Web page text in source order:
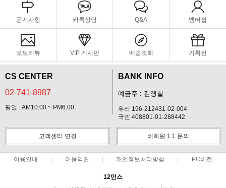
공지사항 카톡상담 Q&A 멤버쉽
포토리뷰 VIP 게시판 배송조회 기획전
CS CENTER
02-741-8987
평일 : AM10:00 ~ PM6:00
BANK INFO
예금주 : 김행철
우리 196-212431-02-004
국민 408801-01-288442
고객센터 연결 비회원 1:1 문의
이용안내 이용약관 개인정보처리방침 PC버전
12먼스